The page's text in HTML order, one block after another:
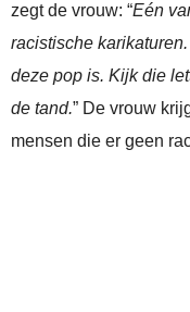
zegt de vrouw: “Eén
racistische
deze pop is. Kijk die
de tand.” De vrouw
mensen die er geen